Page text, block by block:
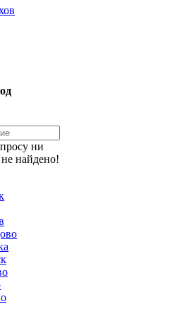
ни
найдено!